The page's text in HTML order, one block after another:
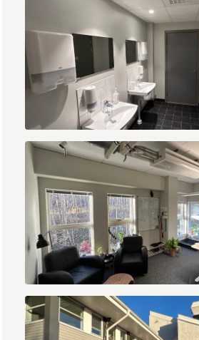
IMG_2020.jpg
IMG_2021.jpg